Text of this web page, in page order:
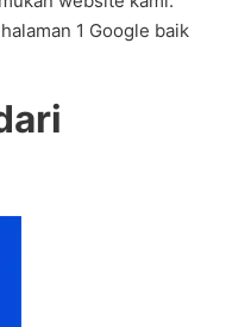
1 Google baik